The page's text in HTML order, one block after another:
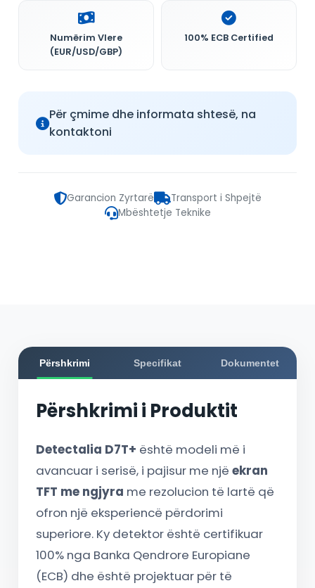
Numërim Vlere
(EUR/USD/GBP)
100% ECB Certified
Për çmime dhe informata shtesë, na
kontaktoni
Garancion Zyrtarë
Transport i Shpejtë
Mbështetje Teknike
Përshkrimi Specifikat Dokumentet
Përshkrimi i Produktit
Detectalia D7T+ është modeli më i
avancuar i serisë, i pajisur me njëekran
TFT me ngjyra me rezolucion të lartë që
ofron një eksperiencë përdorimi
superiore. Ky detektor është certifikuar
100% nga Banka Qendrore Europiane
(ECB) dhe është projektuar për të